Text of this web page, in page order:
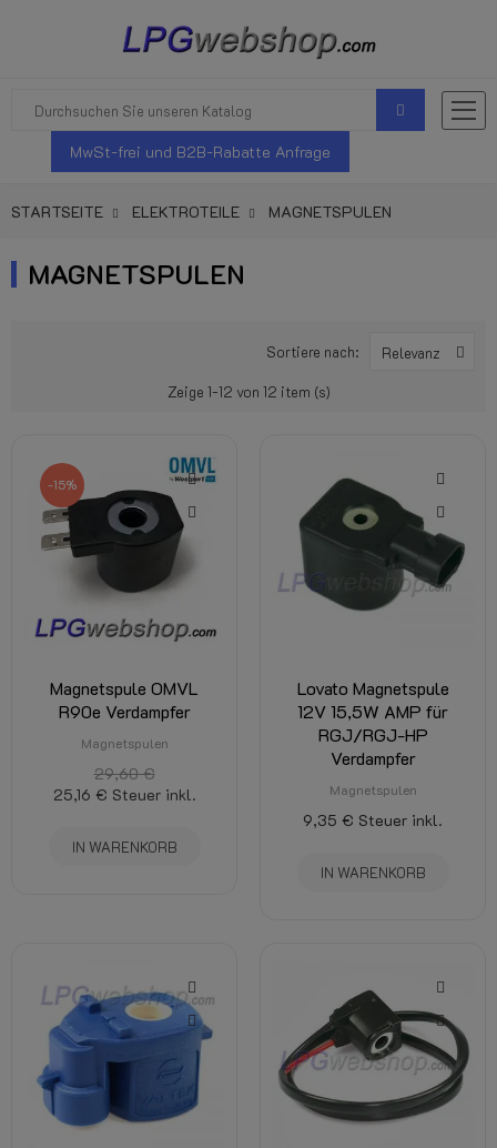
MwSt-frei und B2B-Rabatte Anfrage
STARTSEITE ELEKTROTEILE MAGNETSPULEN
MAGNETSPULEN
Sortiere nach: Relevanz
Zeige 1-12 von 12 item (s)
-15%
Magnetspule OMVL
R90e Verdampfer
Magnetspulen
29,60 €
25,16 € Steuer inkl.
IN WARENKORB
Lovato Magnetspule
12V 15,5W AMP für
RGJ/RGJ-HP
Verdampfer
Magnetspulen
9,35 € Steuer inkl.
IN WARENKORB